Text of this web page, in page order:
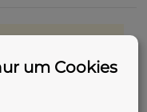
Modelle. Wer
in DA90 bis
kleinen
um Cookies